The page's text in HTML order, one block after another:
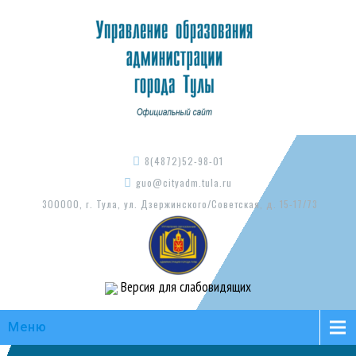
8(4872)52-98-01
guo@cityadm.tula.ru
300000, г. Тула, ул. Дзержинского/Советская, д. 15-17/73
Версия для слабовидящих
Меню